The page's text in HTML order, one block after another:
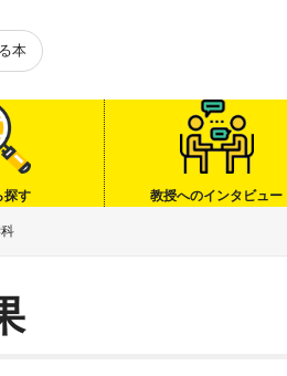
本
探す 教授へのインタビュー